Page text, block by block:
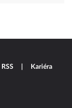
RSS Kariéra